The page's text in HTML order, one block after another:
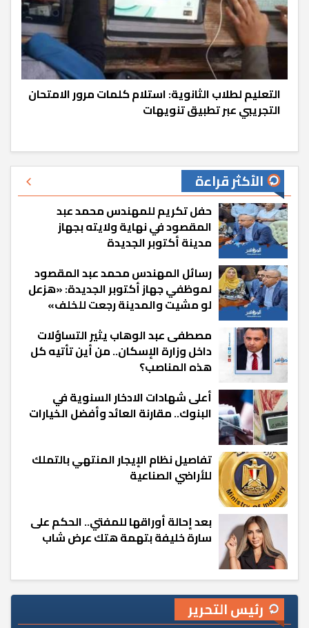
التعليم لطلاب الثانوية: استلام كلمات مرور الامتحان
التجريبي عبر تطبيق تنويهات
الأكثر قراءة
حفل تكريم للمهندس محمد عبد
المقصود في نهاية ولايته بجهاز
مدينة أكتوبر الجديدة
رسائل المهندس محمد عبد المقصود
لموظفي جهاز أكتوبر الجديدة: «هزعل
لو مشيت والمدينة رجعت للخلف»
مصطفى عبد الوهاب يثير التساؤلات
داخل وزارة الإسكان.. من أين تأتيه كل
هذه المناصب؟
أعلى شهادات الادخار السنوية في
البنوك.. مقارنة العائد وأفضل الخيارات
تفاصيل نظام الإيجار المنتهي بالتملك
للأراضي الصناعية
بعد إحالة أوراقها للمفتي.. الحكم على
سارة خليفة بتهمة هتك عرض شاب
رئيس التحرير